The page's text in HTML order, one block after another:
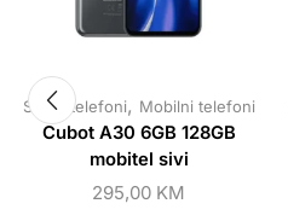
Smart telefoni, Mobilni telefoni
Cubot A30 6GB 128GB
mobitel sivi
295,00 KM